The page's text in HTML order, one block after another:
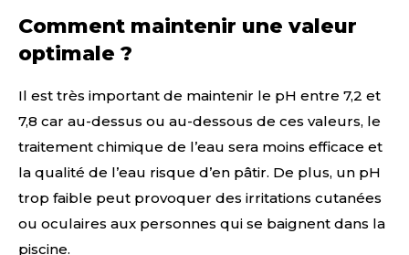
Comment maintenir une valeur
optimale ?
Il est très important de maintenir le pH entre 7,2 et
7,8 car au-dessus ou au-dessous de ces valeurs, le
traitement chimique de l’eau sera moins efficace et
la qualité de l’eau risque d’en pâtir. De plus, un pH
trop faible peut provoquer des irritations cutanées
ou oculaires aux personnes qui se baignent dans la
piscine.